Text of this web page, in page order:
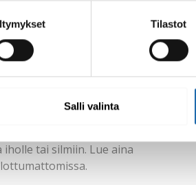
Tilastot
Salli valinta
huolellisesti. Puhdista pinta
levittää Softcaren tuotteita tasaisesti
pinnalta. Jatka hoitoa tarpeen
teho säilyy pitkään.
kuitenkin käyttää riittävää
tai silmiin. Lue aina